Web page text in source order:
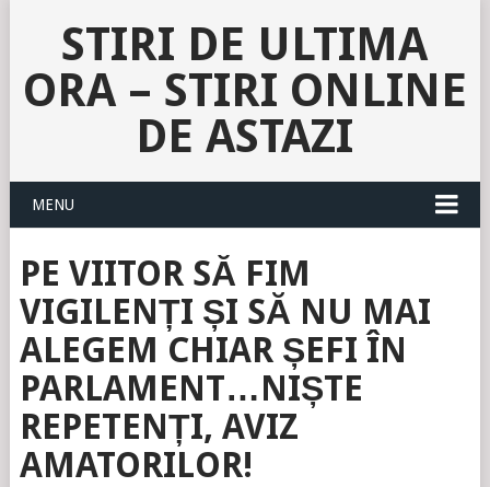
STIRI DE ULTIMA
ORA – STIRI ONLINE
DE ASTAZI
MENU
PE VIITOR SĂ FIM
VIGILENȚI ȘI SĂ NU MAI
ALEGEM CHIAR ȘEFI ÎN
PARLAMENT…NIȘTE
REPETENȚI, AVIZ
AMATORILOR!